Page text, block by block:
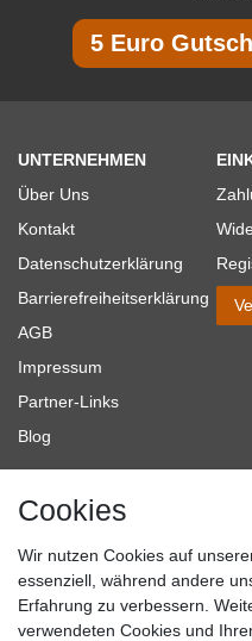
5 Euro
UNTERNEHMEN
Über Uns
Kontakt
Datenschutzerklärung
Barrierefreiheitserklärung
AGB
Impressum
Partner-Links
Blog
SICHER EINKAUFEN
Cookies
Wir nutzen Cookies auf
essenziell, während andere
Erfahrung zu verbessern.
verwendeten Cookies und